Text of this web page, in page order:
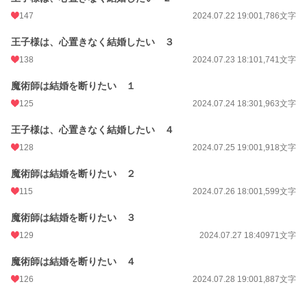
147 2024.07.22 19:001,786文字
王子様は、心置きなく結婚したい ３
138 2024.07.23 18:101,741文字
魔術師は結婚を断りたい １
125 2024.07.24 18:301,963文字
王子様は、心置きなく結婚したい ４
128 2024.07.25 19:001,918文字
魔術師は結婚を断りたい ２
115 2024.07.26 18:001,599文字
魔術師は結婚を断りたい ３
129 2024.07.27 18:40971文字
魔術師は結婚を断りたい ４
126 2024.07.28 19:001,887文字